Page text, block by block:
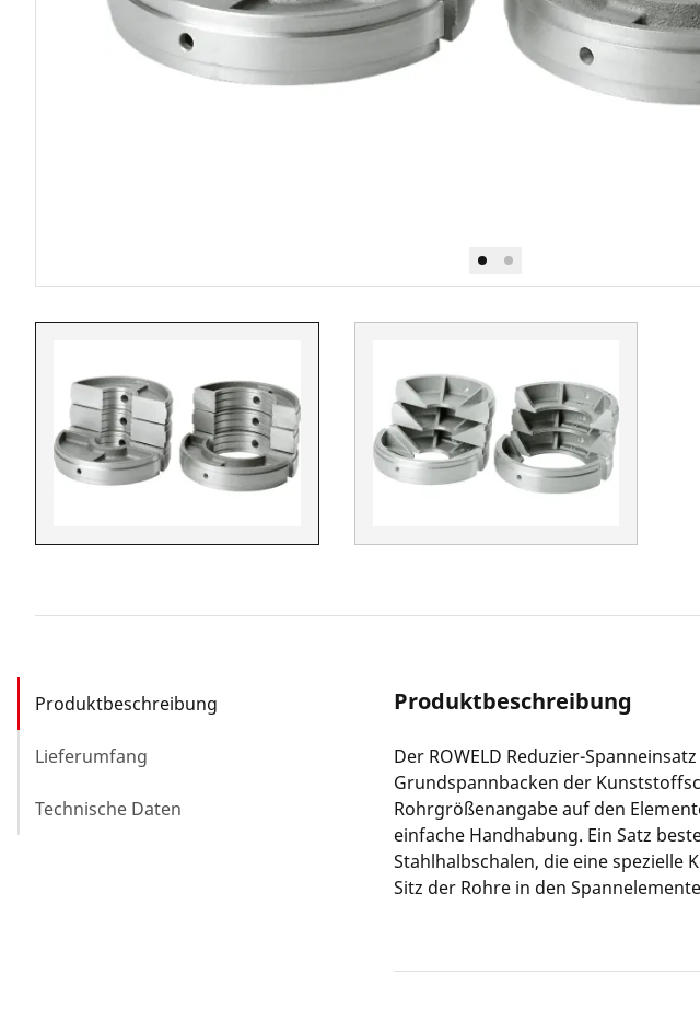
Produktbeschreibung
Lieferumfang
Technische Daten
Produktbeschreibung
Der ROWELD Reduzier-
Grundspannbacken der
Rohrgrößenangabe auf den
einfache Handhabung. Ein Satz
Stahlhalbschalen, die eine
Sitz der Rohre in den